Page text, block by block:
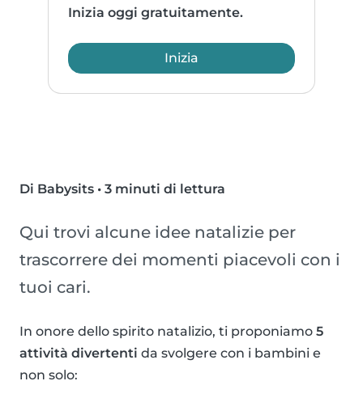
Inizia oggi gratuitamente.
Inizia
Di Babysits • 3 minuti di lettura
Qui trovi alcune idee natalizie per
trascorrere dei momenti piacevoli con i
tuoi cari.
In onore dello spirito natalizio, ti proponiamo 5
attività divertenti da svolgere con i bambini e
non solo: